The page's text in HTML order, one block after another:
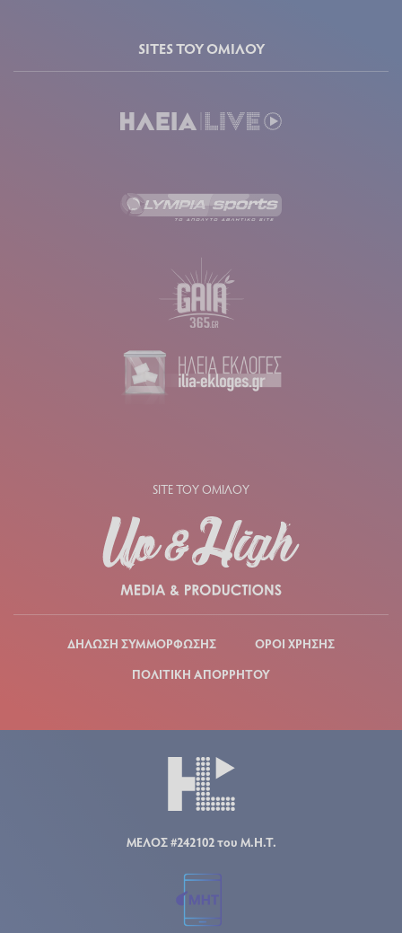
SITES ΤΟΥ ΟΜΙΛΟΥ
SITE ΤΟΥ ΟΜΙΛΟΥ
ΔΗΛΩΣΗ ΣΥΜΜΟΡΦΩΣΗΣ
ΟΡΟΙ ΧΡΗΣΗΣ
ΠΟΛΙΤΙΚΗ ΑΠΟΡΡΗΤΟΥ
ΜΕΛΟΣ #242102 του Μ.Η.Τ.